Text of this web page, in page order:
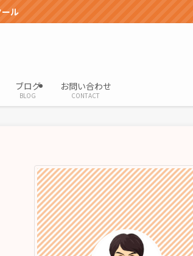
ル
ブログ
BLOG
お問い合わせ
CONTACT